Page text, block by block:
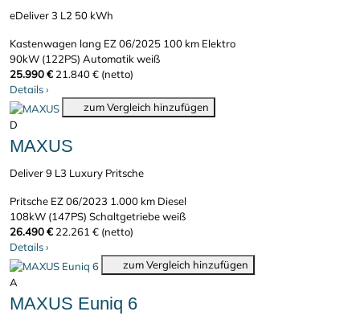
eDeliver 3 L2 50 kWh
Kastenwagen lang EZ 06/2025 100 km Elektro
90kW (122PS) Automatikweiß
25.990 € 21.840 € (netto)
Details›
zum Vergleich hinzufügen
D
MAXUS
Deliver 9 L3 Luxury Pritsche
Pritsche EZ 06/2023 1.000 km Diesel
108kW (147PS) Schaltgetriebeweiß
26.490 € 22.261 € (netto)
Details›
zum Vergleich hinzufügen
A
MAXUS Euniq 6